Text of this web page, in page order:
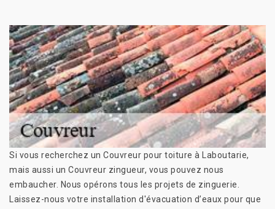
Si vous recherchez un Couvreur pour toiture à Laboutarie,
mais aussi un Couvreur zingueur, vous pouvez nous
embaucher. Nous opérons tous les projets de zinguerie.
Laissez-nous votre installation d'évacuation d’eaux pour que